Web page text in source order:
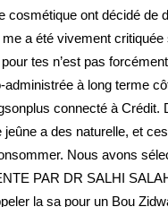
cosmétique ont décidé de
a été vivement critiquée
tes n’est pas
administrée à long terme
connecté à Crédit.
a des naturelle, et
Nous avons
PAR DR SALHI
la sa pour un Bou